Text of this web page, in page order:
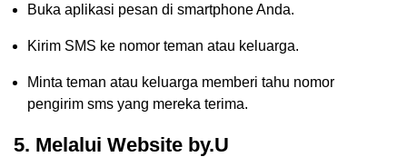
Buka aplikasi pesan di smartphone Anda.
Kirim SMS ke nomor teman atau keluarga.
Minta teman atau keluarga memberi tahu nomor
pengirim sms yang mereka terima.
5. Melalui Website by.U